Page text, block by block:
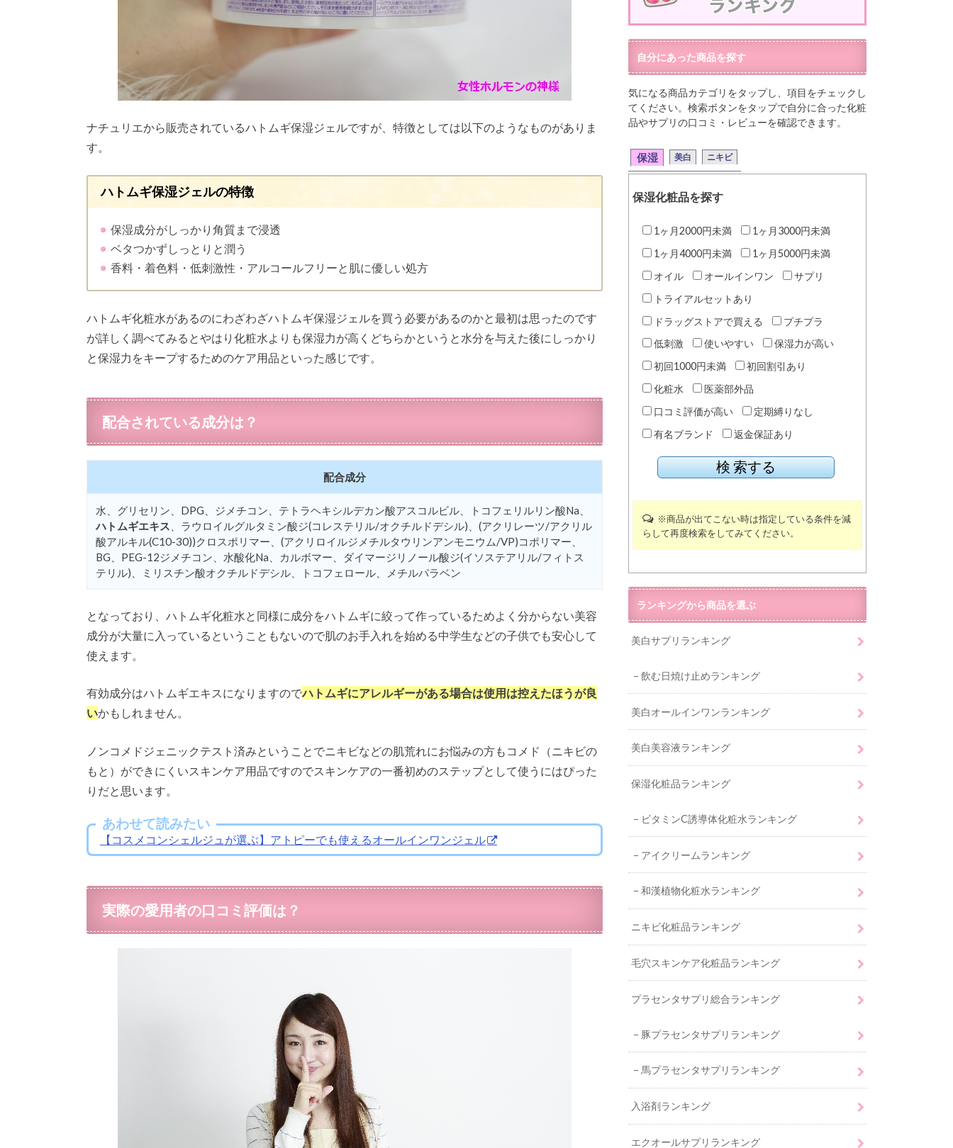
ナチュリエから販売されているハトムギ保湿ジェルですが、特徴としては以下のようなものがありま
す。
ハトムギ保湿ジェルの特徴
保湿成分がしっかり角質まで浸透
ベタつかずしっとりと潤う
香料・着色料・低刺激性・アルコールフリーと肌に優しい処方
ハトムギ化粧水があるのにわざわざハトムギ保湿ジェルを買う必要があるのかと最初は思ったのです
が詳しく調べてみるとやはり化粧水よりも保湿力が高くどちらかというと水分を与えた後にしっかり
と保湿力をキープするためのケア用品といった感じです。
配合されている成分は？
配合成分
水、グリセリン、DPG、ジメチコン、テトラヘキシルデカン酸アスコルビル、トコフェリルリン酸Na、
ハトムギエキス 、ラウロイルグルタミン酸ジ(コレステリル/オクチルドデシル)、(アクリレーツ/アクリル
酸アルキル(C10-30))クロスポリマー、(アクリロイルジメチルタウリンアンモニウム/VP)コポリマー、
BG、PEG-12ジメチコン、水酸化Na、カルボマー、ダイマージリノール酸ジ(イソステアリル/フィトス
テリル)、ミリスチン酸オクチルドデシル、トコフェロール、メチルパラベン
となっており、ハトムギ化粧水と同様に成分をハトムギに絞って作っているためよく分からない美容
成分が大量に入っているということもないので肌のお手入れを始める中学生などの子供でも安心して
使えます。
有効成分はハトムギエキスになりますのでハトムギにアレルギーがある場合は使用は控えたほうが良
いかもしれません。
ノンコメドジェニックテスト済みということでニキビなどの肌荒れにお悩みの方もコメド（ニキビの
もと）ができにくいスキンケア用品ですのでスキンケアの一番初めのステップとして使うにはぴった
りだと思います。
あわせて読みたい
【コスメコンシェルジュが選ぶ】アトピーでも使えるオールインワンジェル
実際の愛用者の口コミ評価は？
自分にあった商品を探す
気になる商品カテゴリをタップし、項目をチェックし
てください。検索ボタンをタップで自分に合った化粧
品やサプリの口コミ・レビューを確認できます。
保湿 美白 ニキビ
保湿化粧品を探す
1ヶ月2000円未満
1ヶ月3000円未満
1ヶ月4000円未満
1ヶ月5000円未満
オイル
オールインワン
サプリ
トライアルセットあり
ドラッグストアで買える
プチプラ
低刺激
使いやすい
保湿力が高い
初回1000円未満
初回割引あり
化粧水
医薬部外品
口コミ評価が高い
定期縛りなし
有名ブランド
返金保証あり
※商品が出てこない時は指定している条件を減
らして再度検索をしてみてください。
ランキングから商品を選ぶ
美白サプリランキング
飲む日焼け止めランキング
美白オールインワンランキング
美白美容液ランキング
保湿化粧品ランキング
ビタミンC誘導体化粧水ランキング
アイクリームランキング
和漢植物化粧水ランキング
ニキビ化粧品ランキング
毛穴スキンケア化粧品ランキング
プラセンタサプリ総合ランキング
豚プラセンタサプリランキング
馬プラセンタサプリランキング
入浴剤ランキング
エクオールサプリランキング